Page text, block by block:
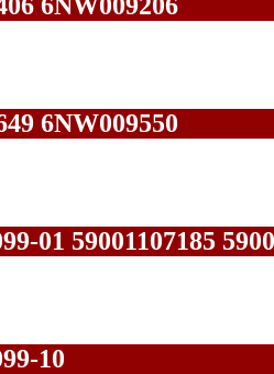
6NW009550
01 59001107185
10